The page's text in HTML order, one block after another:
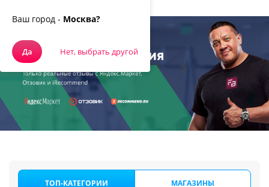
ТОП-КАТЕГОРИИ МАГАЗИНЫ
Ваш город - Москва?
Да Нет, выбрать другой